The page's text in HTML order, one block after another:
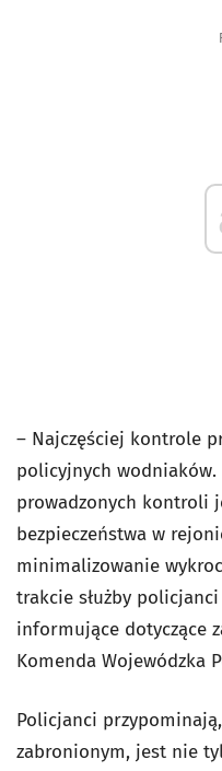
– Najczęściej kontrole
policyjnych wodniaków.
prowadzonych kontroli
bezpieczeństwa w
minimalizowanie
trakcie służby
informujące dotyczące
Komenda Wojewódzka
Policjanci
zabronionym, jest nie